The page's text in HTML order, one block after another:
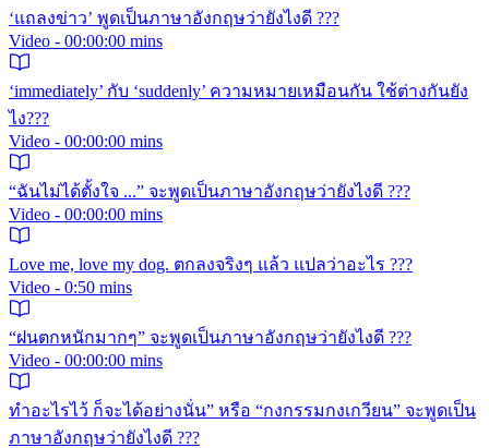
‘แถลงข่าว’ พูดเป็นภาษาอังกฤษว่ายังไงดี ???
Video - 00:00:00 mins
‘immediately’ กับ ‘suddenly’ ความหมายเหมือนกัน ใช้ต่างกันยัง
ไง???
Video - 00:00:00 mins
“ฉันไม่ได้ตั้งใจ ...” จะพูดเป็นภาษาอังกฤษว่ายังไงดี ???
Video - 00:00:00 mins
Love me, love my dog. ตกลงจริงๆ แล้ว แปลว่าอะไร ???
Video - 0:50 mins
“ฝนตกหนักมากๆ” จะพูดเป็นภาษาอังกฤษว่ายังไงดี ???
Video - 00:00:00 mins
ทำอะไรไว้ ก็จะได้อย่างนั่น” หรือ “กงกรรมกงเกวียน” จะพูดเป็น
ภาษาอังกฤษว่ายังไงดี ???